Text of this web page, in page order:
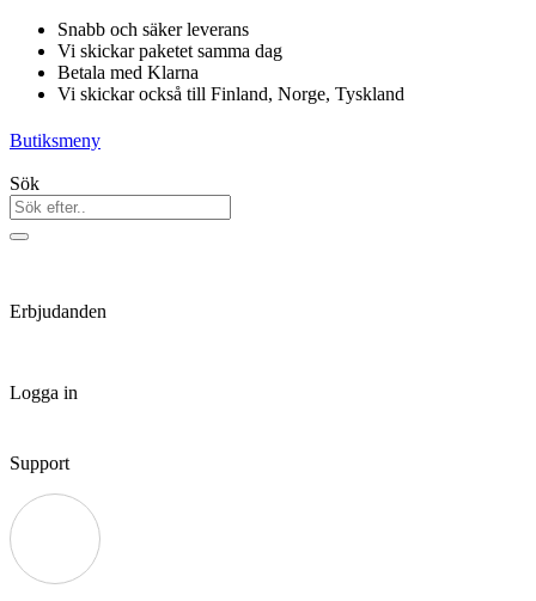
Hoppa
innehåll
Snabb och säker leverans
Vi skickar paketet samma dag
Betala med Klarna
Vi skickar också till Finland, Norge, Tyskland
Butiksmeny
Sök
Erbjudanden
Logga in
Support